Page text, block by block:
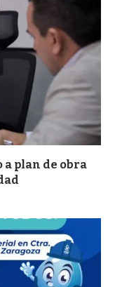
a plan de obra